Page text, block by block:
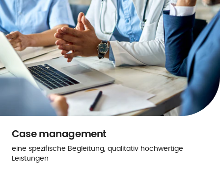
Case management
eine spezifische Begleitung, qualitativ hochwertige
Leistungen